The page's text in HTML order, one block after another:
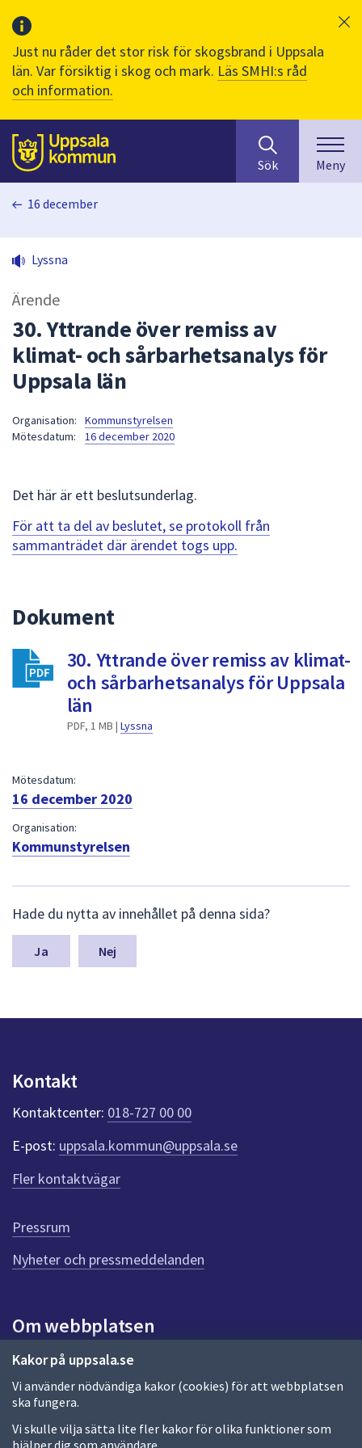
Just nu råder det stor risk för skogsbrand i Uppsala
län. Var försiktig i skog och mark. Läs SMHI:s råd
och information.
Till sidans
huvudinnehåll
efter
innehåll
på
sökfältet
kommer
sökförslag
att
navigera
mellan
att
välja
något
Sök Meny
Kakor på uppsala.se
Vi använder nödvändiga kakor (cookies) för att webbplatsen
ska fungera.
Vi skulle vilja sätta lite fler kakor för olika funktioner som
hjälper dig som användare.
16 december
Lyssna
Ärende
30. Yttrande över remiss av
klimat- och sårbarhetsanalys för
Uppsala län
Organisation:
Kommunstyrelsen
Mötesdatum:
16 december 2020
Det här är ett beslutsunderlag.
För att ta del av beslutet, se protokoll från
sammanträdet där ärendet togs upp.
Dokument
30. Yttrande över remiss av klimat-
och sårbarhetsanalys för Uppsala
län
PDF, 1 MB | Lyssna
Mötesdatum:
16 december 2020
Organisation:
Kommunstyrelsen
ä
m
a
n
k
t
e
r
f
ö
r
e
n
n
a
d
a
Hade du nytta av innehållet på denna sida?
Nej
Kontakt
Kontaktcenter: 018-727 00 00
E-post: uppsala.kommun@uppsala.se
Fler kontaktvägar
Pressrum
Nyheter och pressmeddelanden
Om webbplatsen
Om webbplatsen
Allmänna handlingar och diarium
Behandling av personuppgifter